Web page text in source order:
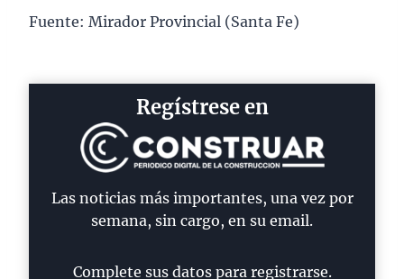
Fuente: Mirador Provincial (Santa Fe)
Regístrese en
Las noticias más importantes, una vez por
semana, sin cargo, en su email.
Complete sus datos para registrarse.